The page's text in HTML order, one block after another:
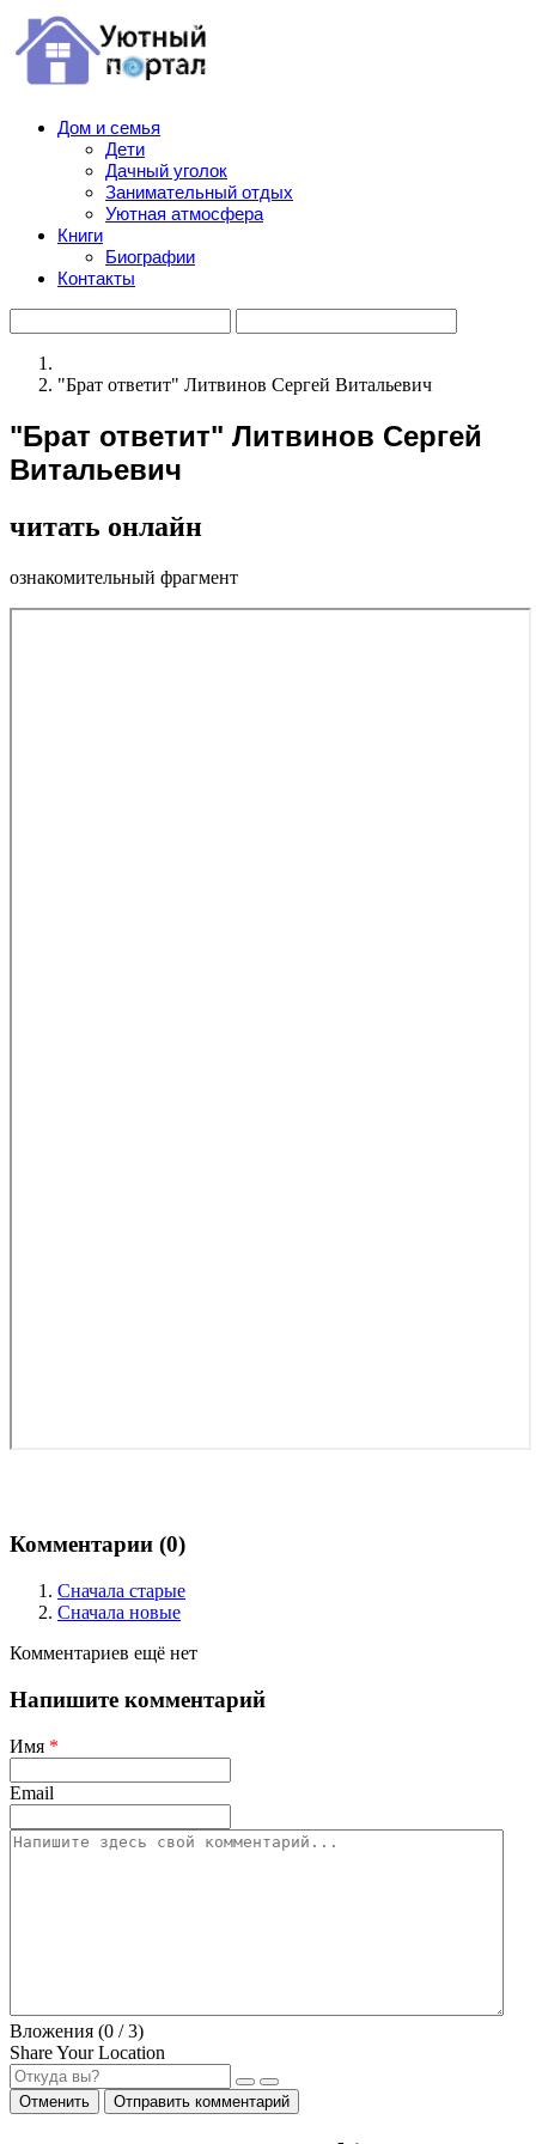
Дом и семья
Дети
Дачный уголок
Занимательный отдых
Уютная атмосфера
Книги
Биографии
Контакты
"Брат ответит" Литвинов Сергей Витальевич
"Брат ответит" Литвинов Сергей
Витальевич
читать онлайн
ознакомительный фрагмент
Комментарии (0)
Сначала старые
Сначала новые
Комментариев ещё нет
Напишите комментарий
Имя *
Email
Вложения (0 / 3)
Share Your Location
Отменить Отправить комментарий